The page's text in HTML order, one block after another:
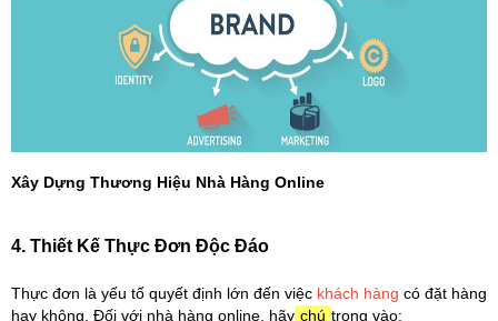
Xây Dựng Thương Hiệu Nhà Hàng Online
4. Thiết Kế Thực Đơn Độc Đáo
Thực đơn là yếu tố quyết định lớn đến việc khách hàng có đặt hàng
hay không. Đối với nhà hàng online, hãy chú trọng vào: